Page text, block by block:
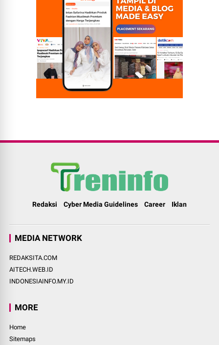
Redaksi Cyber Media Guidelines Career Iklan
MEDIA NETWORK
REDAKSITA.COM
AITECH.WEB.ID
INDONESIAINFO.MY.ID
MORE
Home
Sitemaps